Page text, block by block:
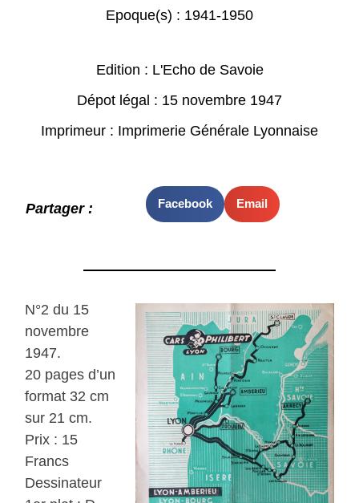
Epoque(s) : 1941-1950
Edition : L'Echo de Savoie
Dépot légal : 15 novembre 1947
Imprimeur : Imprimerie Générale Lyonnaise
Partager : Facebook Email
N°2 du 15
novembre
1947.
20 pages d’un
format 32 cm
sur 21 cm.
Prix : 15
Francs
Dessinateur